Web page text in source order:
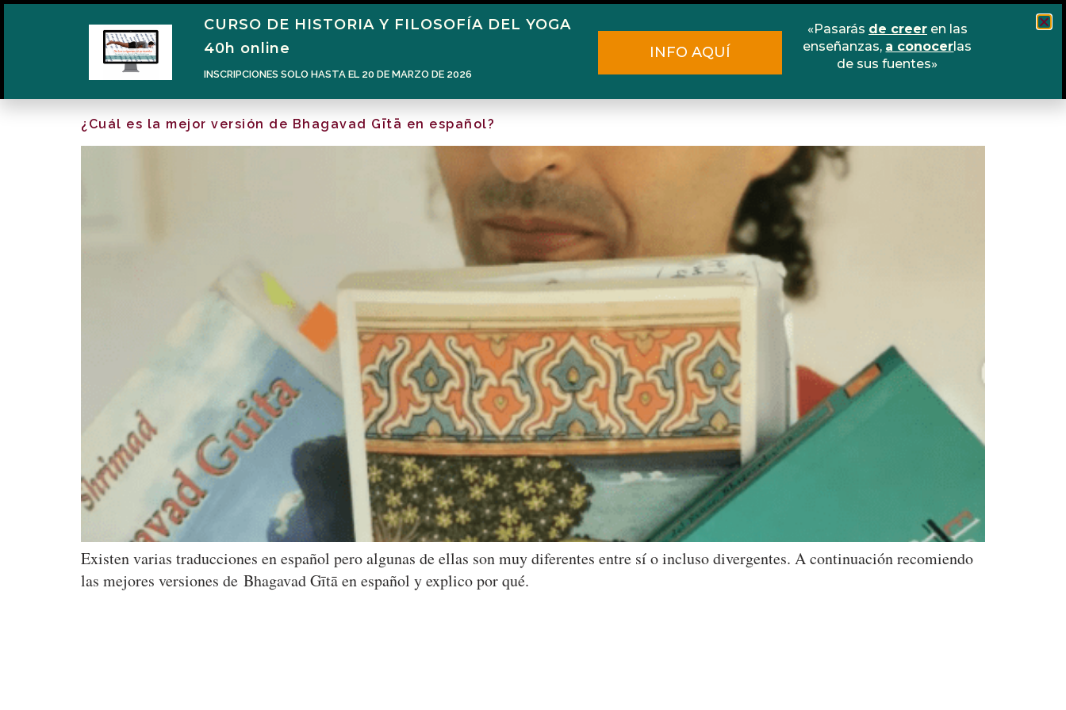
Narén Herrero Blog Cursos Escuela online
¿Cuál es la mejor versión de Bhagavad Gītā en español?
Existen varias traducciones en español pero algunas de ellas son muy diferentes entre sí o incluso divergentes. A continuación recomiendo
las mejores versiones de Bhagavad Gītā en español y explico por qué.
CURSO DE HISTORIA Y FILOSOFÍA DEL YOGA
40h online
INSCRIPCIONES SOLO HASTA EL 20 DE MARZO DE 2026
INFO AQUÍ
«Pasarás de creeren las
enseñanzas, a conocerlas
de sus fuentes»